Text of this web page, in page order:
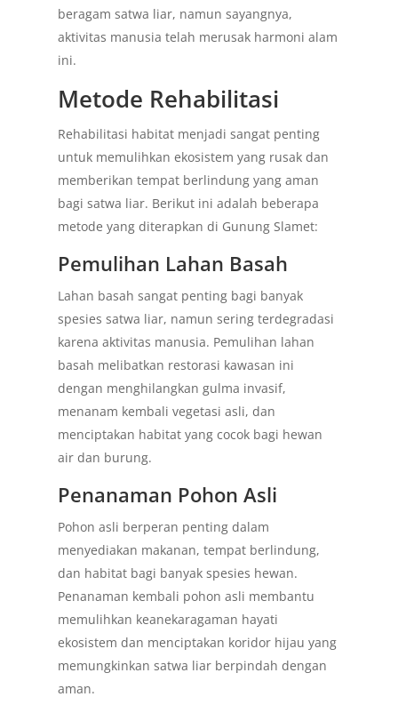
beragam satwa liar, namun sayangnya,
aktivitas manusia telah merusak harmoni alam
ini.
Metode Rehabilitasi
Rehabilitasi habitat menjadi sangat penting
untuk memulihkan ekosistem yang rusak dan
memberikan tempat berlindung yang aman
bagi satwa liar. Berikut ini adalah beberapa
metode yang diterapkan di Gunung Slamet:
Pemulihan Lahan Basah
Lahan basah sangat penting bagi banyak
spesies satwa liar, namun sering terdegradasi
karena aktivitas manusia. Pemulihan lahan
basah melibatkan restorasi kawasan ini
dengan menghilangkan gulma invasif,
menanam kembali vegetasi asli, dan
menciptakan habitat yang cocok bagi hewan
air dan burung.
Penanaman Pohon Asli
Pohon asli berperan penting dalam
menyediakan makanan, tempat berlindung,
dan habitat bagi banyak spesies hewan.
Penanaman kembali pohon asli membantu
memulihkan keanekaragaman hayati
ekosistem dan menciptakan koridor hijau yang
memungkinkan satwa liar berpindah dengan
aman.